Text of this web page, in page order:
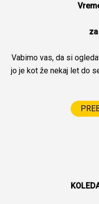
Vabimo vas, da si
jo je kot že nekaj let do